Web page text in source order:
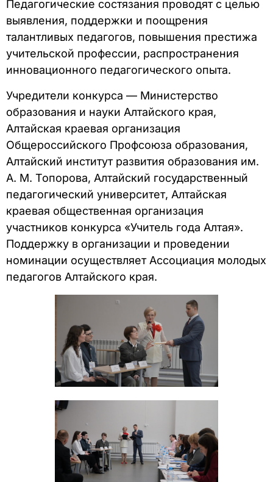
Педагогические состязания проводят с целью
выявления, поддержки и поощрения
талантливых педагогов, повышения престижа
учительской профессии, распространения
инновационного педагогического опыта.
Учредители конкурса — Министерство
образования и науки Алтайского края,
Алтайская краевая организация
Общероссийского Профсоюза образования,
Алтайский институт развития образования им.
А. М. Топорова, Алтайский государственный
педагогический университет, Алтайская
краевая общественная организация
участников конкурса «Учитель года Алтая».
Поддержку в организации и проведении
номинации осуществляет Ассоциация молодых
педагогов Алтайского края.